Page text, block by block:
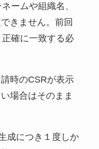
ームや組織名、
きません。前回
確に一致する必
時のCSRが表示
場合はそのまま
成につき１度しか